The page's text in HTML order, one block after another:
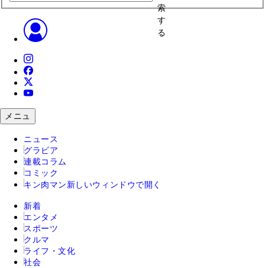
索
す
る
メニュ
ニュース
グラビア
連載コラム
コミック
キン肉マン 新しいウィンドウで開く
新着
エンタメ
スポーツ
クルマ
ライフ・文化
社会